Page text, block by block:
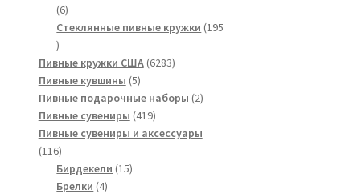
66
товаров
Стеклянные пивные кружки 195
195
товаров
Пивные кружки США 62836283
Пивные кувшины 55
товаров
Пивные подарочные наборы 22
Пивные сувениры 419419
товаров
Пивные сувениры и аксессуары
116116
товаров
Бирдекели 1515
Брелки 44